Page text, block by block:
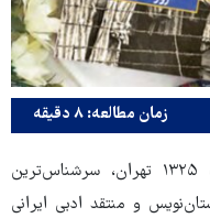
زمان مطالعه: ۸ دقیقه
: محمود حسینی‌زاد، زاده ۱۳۲۵ تهران، سرشناس‌ترین
و منتقد ادبی ایرانی